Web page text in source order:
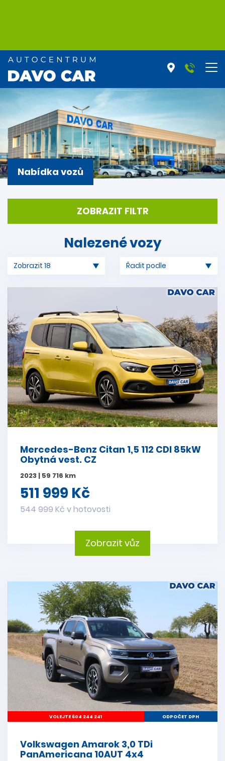
Nabídka vozů
ZOBRAZIT FILTR
Nalezené vozy
Mercedes-Benz Citan 1,5 112 CDI 85kW
Obytná vest. CZ
2023 | 59 716 km
511 999 Kč
544 999 Kč v hotovosti
Zobrazit vůz
VOLEJTE 604 244 241 ODPOČET DPH
Volkswagen Amarok 3,0 TDi
PanAmericana 10AUT 4x4